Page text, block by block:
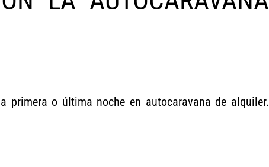
primera o última noche en autocaravana de alquiler.